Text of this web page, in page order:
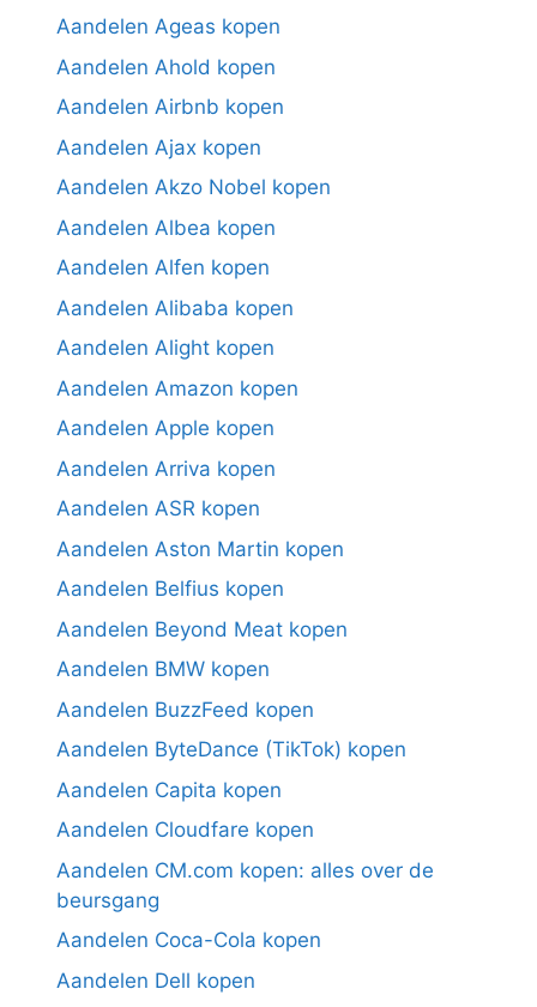
Aandelen Ageas kopen
Aandelen Ahold kopen
Aandelen Airbnb kopen
Aandelen Ajax kopen
Aandelen Akzo Nobel kopen
Aandelen Albea kopen
Aandelen Alfen kopen
Aandelen Alibaba kopen
Aandelen Alight kopen
Aandelen Amazon kopen
Aandelen Apple kopen
Aandelen Arriva kopen
Aandelen ASR kopen
Aandelen Aston Martin kopen
Aandelen Belfius kopen
Aandelen Beyond Meat kopen
Aandelen BMW kopen
Aandelen BuzzFeed kopen
Aandelen ByteDance (TikTok) kopen
Aandelen Capita kopen
Aandelen Cloudfare kopen
Aandelen CM.com kopen: alles over de
beursgang
Aandelen Coca-Cola kopen
Aandelen Dell kopen